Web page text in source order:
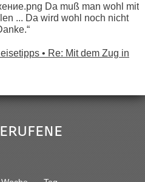
Da muß man wohl mit
... Da wird wohl noch nicht
• Re: Mit dem Zug in
hätte trotzdem im Text gleich
...
...